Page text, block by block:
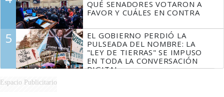
QUÉ SENADORES VOTARON A
FAVOR Y CUÁLES EN CONTRA
5
EL GOBIERNO PERDIÓ LA
PULSEADA DEL NOMBRE: LA
"LEY DE TIERRAS" SE IMPUSO
EN TODA LA CONVERSACIÓN
DIGITAL
Espacio Publicitario